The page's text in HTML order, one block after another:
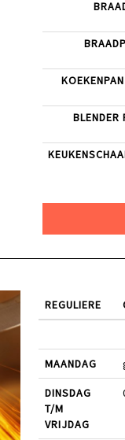
BLENDER
REGULIERE
MAANDAG
DINSDAG
T/M
VRIJDAG